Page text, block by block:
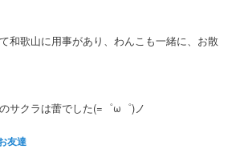
和歌山に用事があり、わんこも一緒に、お散
サクラは蕾でした(=゜ω゜)ノ
友達